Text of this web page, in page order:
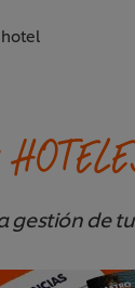
hotel
gestión de